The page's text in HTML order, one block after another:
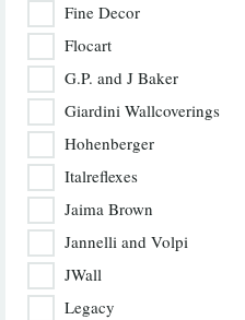
Fine Decor
Flocart
G.P. and J Baker
Giardini Wallcoverings
Hohenberger
Italreflexes
Jaima Brown
Jannelli and Volpi
JWall
Legacy